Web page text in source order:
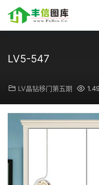
LV5-547
LV晶钻移门第五期